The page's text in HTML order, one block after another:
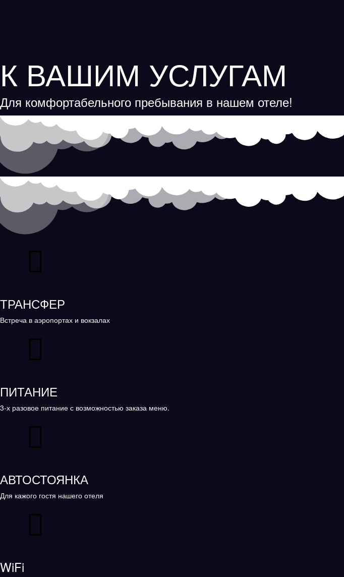
К ВАШИМ УСЛУГАМ
Для комфортабельного пребывания в нашем отеле!
ТРАНСФЕР
Встреча в аэропортах и вокзалах
ПИТАНИЕ
3-х разовое питание с возможностью заказа меню.
АВТОСТОЯНКА
Для кажого гостя нашего отеля
WiFi